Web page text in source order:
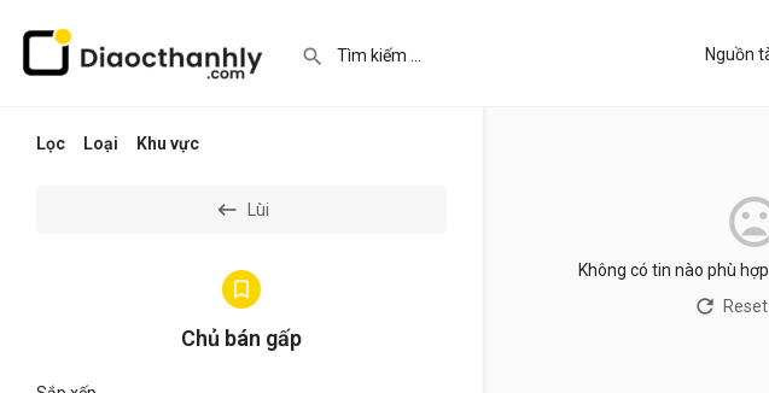
Nguồn
Lọc Loại Khu vực
Lùi
Chủ bán gấp
Không có tin nào phù